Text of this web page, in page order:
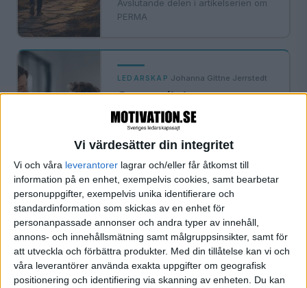
Vi värdesätter din integritet
Vi och våra leverantorer lagrar och/eller får åtkomst till
information på en enhet, exempelvis cookies, samt bearbetar
personuppgifter, exempelvis unika identifierare och
standardinformation som skickas av en enhet för
personanpassade annonser och andra typer av innehåll,
annons- och innehållsmätning samt målgruppsinsikter, samt för
att utveckla och förbättra produkter. Med din tillåtelse kan vi och
våra leverantörer använda exakta uppgifter om geografisk
positionering och identifiering via skanning av enheten. Du kan
Avslutande delen i artikelserien om
PERMA
LEDARSKAP Johanna Gittne Jerrstedt
Generositet – en
underskattad styrka i
ledarskapet
Hur förtroende, omtanke och viljan
att lyfta andra skapar starkare
relationer, ökat engagemang och
bättre resultat.
LEDARSKAP Einar Wiman
Kanske börjar självkontroll
med att må bra